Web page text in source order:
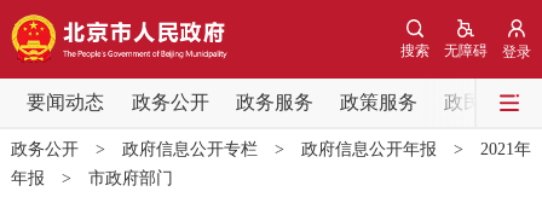
登录
无障碍
搜索
要闻动态 政务公开 政务服务 政策服务 政民互动
要闻动态
党中央精神 国务院信息 中央部委动态
政务公开> 政府信息公开专栏> 政府信息公开年报 > 2021年
年报 > 市政府部门